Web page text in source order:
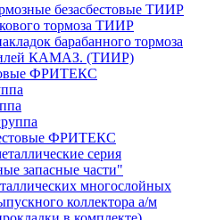
безасбестовые ТИИР
тормоза ТИИР
барабанного тормоза
КАМАЗ. (ТИИР)
ФРИТЕКС
ФРИТЕКС
серия
запасные части"
многослойных
коллектора а/м